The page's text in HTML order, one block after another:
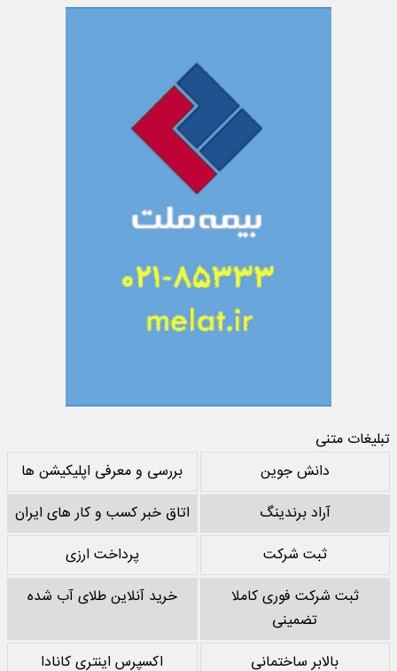
تبلیغات متنی
دانش جوین
بررسی و معرفی اپلیکیشن ها
آراد برندینگ
اتاق خبر کسب و کار های ایران
ثبت شرکت
پرداخت ارزی
ثبت شرکت فوری کاملا
تضمینی
خرید آنلاین طلای آب شده
بالابر ساختمانی اکسپرس اینتری کانادا